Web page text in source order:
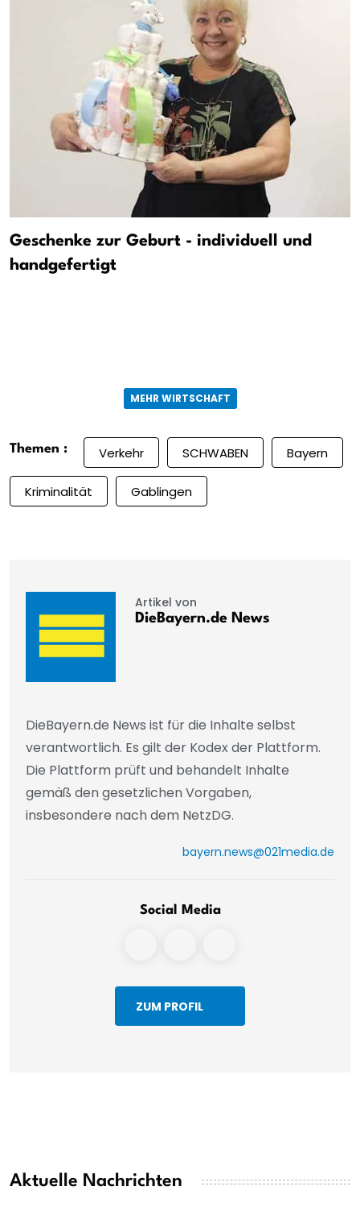
Geschenke zur Geburt - individuell und
handgefertigt
MEHR WIRTSCHAFT
Themen : Verkehr SCHWABEN Bayern
Kriminalität Gablingen
Artikel von
DieBayern.de News
DieBayern.de News ist für die Inhalte selbst
verantwortlich. Es gilt der Kodex der Plattform.
Die Plattform prüft und behandelt Inhalte
gemäß den gesetzlichen Vorgaben,
insbesondere nach dem NetzDG.
bayern.news@021media.de
Social Media
ZUM PROFIL
Aktuelle Nachrichten